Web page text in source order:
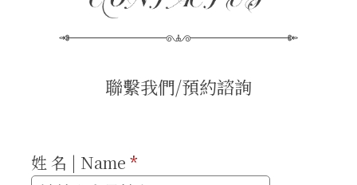
聯繫我們/預約諮詢
姓 名 | Name*